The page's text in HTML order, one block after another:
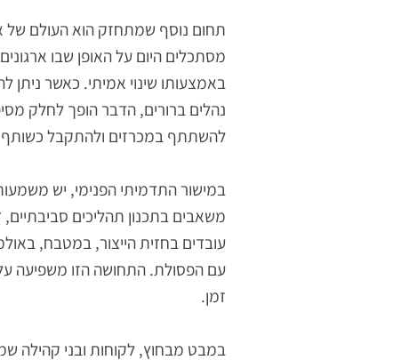
מנוהלת בצורה מסודרת, עם תיעוד של
ערך רב ליכולת להציג מסמכים,
דרישות רישוי, להתמודד עם ביקורות
באמצעותו שינוי אמיתי. כאשר ניתן
נהלים ברורים, הדבר הופך לחלק מסיפור
להשתתף במכרזים ולהתקבל כשותף רצוי.
משאבים בתכנון תהליכים סביבתיים,